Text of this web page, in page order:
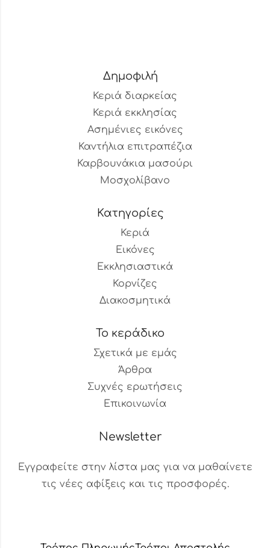
Δημοφιλή
Κεριά διαρκείας
Κεριά εκκλησίας
Ασημένιες εικόνες
Καντήλια επιτραπέζια
Καρβουνάκια μασούρι
Μοσχολίβανο
Κατηγορίες
Κεριά
Εικόνες
Εκκλησιαστικά
Κορνίζες
Διακοσμητικά
Το κεράδικο
Σχετικά με εμάς
Άρθρα
Συχνές ερωτήσεις
Επικοινωνία
Newsletter
Εγγραφείτε στην λίστα μας για να μαθαίνετε
τις νέες αφίξεις και τις προσφορές.